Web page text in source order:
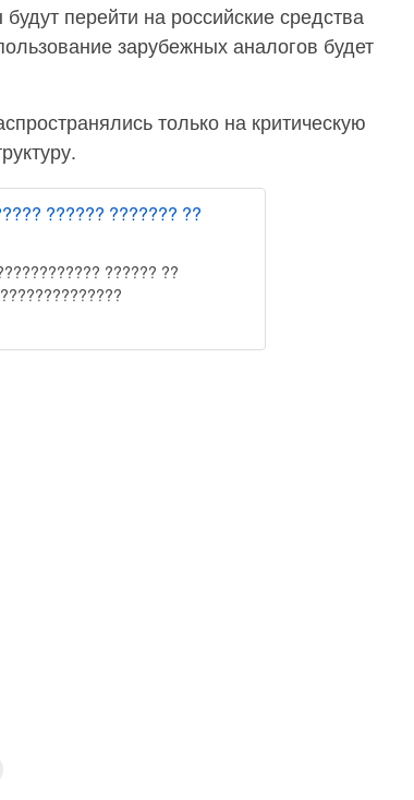
перейти на российские средства
зарубежных аналогов будет
только на критическую
?????? ??????? ??
?????? ??